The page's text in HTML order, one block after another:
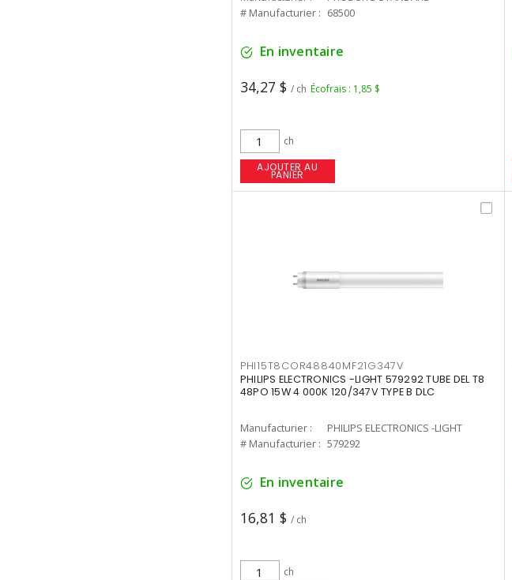
# Manufacturier : 68500
En inventaire
34,27 $ / ch Écofrais : 1,85 $
ch
AJOUTER AU
PANIER
PHI15T8COR48840MF21G347V
PHILIPS ELECTRONICS -LIGHT 579292 TUBE DEL T8
48PO 15W 4 000K 120/347V TYPE B DLC
Manufacturier :
PHILIPS ELECTRONICS -LIGHT
# Manufacturier : 579292
En inventaire
16,81 $ / ch
ch